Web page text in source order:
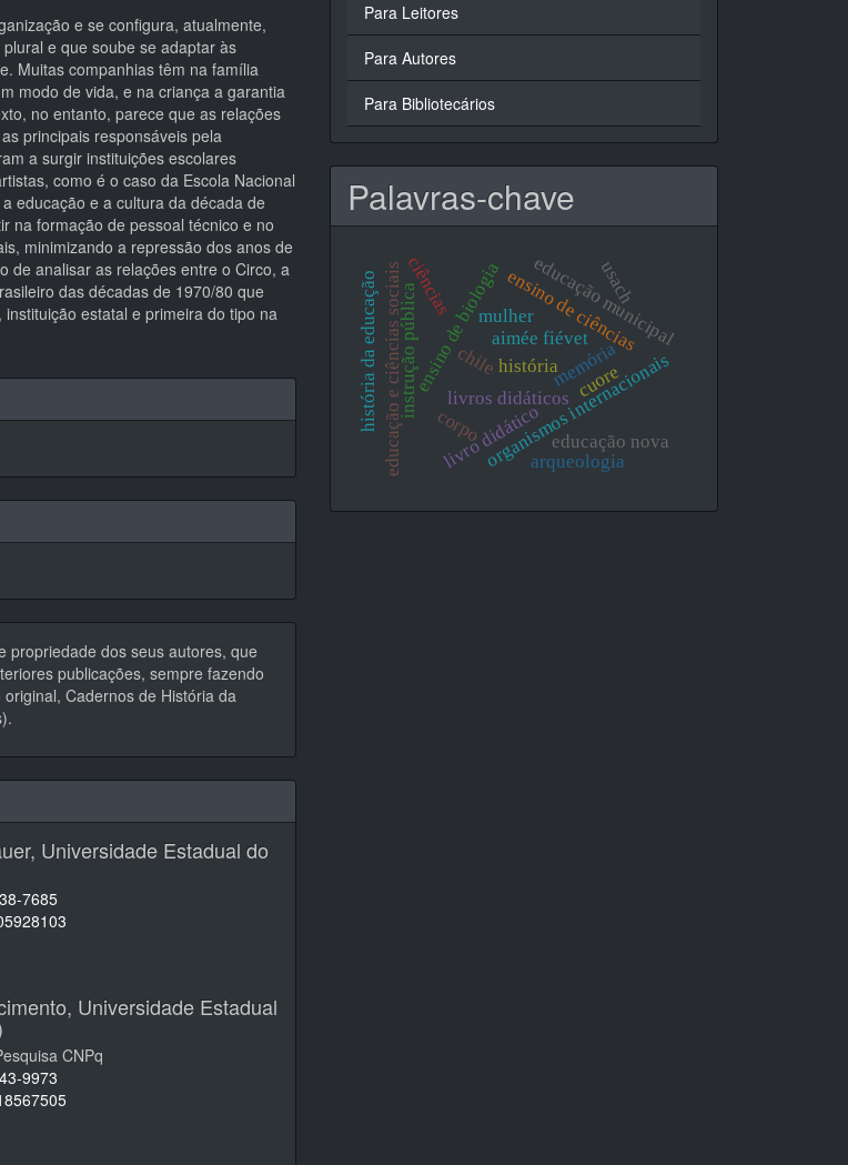
e se configura, atualmente,
e que soube se adaptar às
Muitas companhias têm na família
modo de vida, e na criança a garantia
no entanto, parece que as relações
principais responsáveis pela
a surgir instituições escolares
como é o caso da Escola Nacional
educação e a cultura da década de
na formação de pessoal técnico e no
minimizando a repressão dos anos de
de analisar as relações entre o Circo, a
das décadas de 1970/80 que
estatal e primeira do tipo na
propriedade dos seus autores, que
publicações, sempre fazendo
Cadernos de História da
Universidade Estadual do
7685
Universidade Estadual
CNPq
9973
Para Leitores
Para Autores
Para Bibliotecários
Palavras-chave
históriamemória
ensino de ciências
ensino de biologia
livros didáticos
educação e ciências sociais organismos internacionais
educação municipal
livro didático
aimée fiévet
mulher
educação nova
ciências
instrução pública
arqueologia
chile
usach
história da educação cuore
corpo